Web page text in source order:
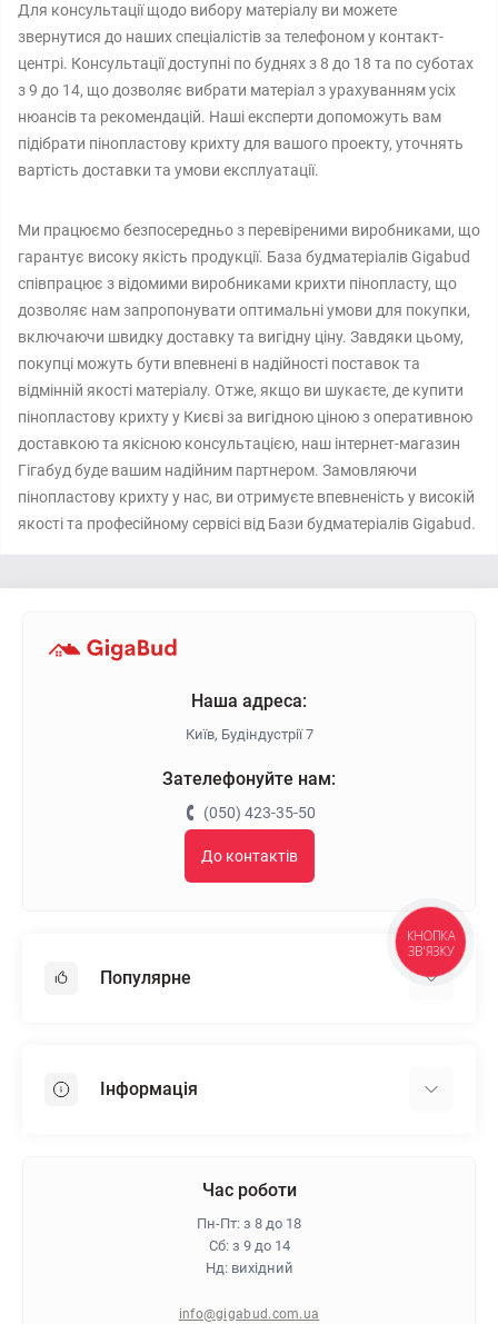
Для консультації щодо вибору матеріалу ви можете
звернутися до наших спеціалістів за телефоном у контакт-
центрі. Консультації доступні по буднях з 8 до 18 та по суботах
з 9 до 14, що дозволяє вибрати матеріал з урахуванням усіх
нюансів та рекомендацій. Наші експерти допоможуть вам
підібрати пінопластову крихту для вашого проекту, уточнять
вартість доставки та умови експлуатації.
Ми працюємо безпосередньо з перевіреними виробниками, що
гарантує високу якість продукції. База будматеріалів Gigabud
співпрацює з відомими виробниками крихти пінопласту, що
дозволяє нам запропонувати оптимальні умови для покупки,
включаючи швидку доставку та вигідну ціну. Завдяки цьому,
покупці можуть бути впевнені в надійності поставок та
відмінній якості матеріалу. Отже, якщо ви шукаєте, де купити
пінопластову крихту у Києві за вигідною ціною з оперативною
доставкою та якісною консультацією, наш інтернет-магазин
Гігабуд буде вашим надійним партнером. Замовляючи
пінопластову крихту у нас, ви отримуєте впевненість у високій
якості та професійному сервісі від Бази будматеріалів Gigabud.
Наша адреса:
Київ, Будіндустрії 7
Зателефонуйте нам:
(050) 423-35-50
До контактів
Популярне
Пінопласт
Інформація
Гарантія та повернення
Політика конфіденційності
Час роботи
Пн-Пт: з 8 до 18
Сб: з 9 до 14
Нд: вихідний
info@gigabud.com.ua
КНОПКА
ЗВ'ЯЗКУ